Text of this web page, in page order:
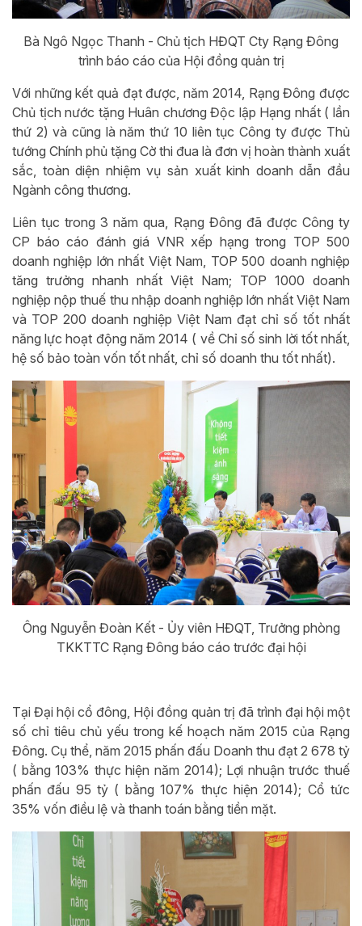
Bà Ngô Ngọc Thanh - Chủ tịch HĐQT Cty Rạng Đông
trình báo cáo của Hội đồng quản trị
Với những kết quả đạt được, năm 2014, Rạng Đông được
Chủ tịch nước tặng Huân chương Độc lập Hạng nhất ( lần
thứ 2) và cũng là năm thứ 10 liên tục Công ty được Thủ
tướng Chính phủ tặng Cờ thi đua là đơn vị hoàn thành xuất
sắc, toàn diện nhiệm vụ sản xuất kinh doanh dẫn đầu
Ngành công thương.
Liên tục trong 3 năm qua, Rạng Đông đã được Công ty
CP báo cáo đánh giá VNR xếp hạng trong TOP 500
doanh nghiệp lớn nhất Việt Nam, TOP 500 doanh nghiệp
tăng trưởng nhanh nhất Việt Nam; TOP 1000 doanh
nghiệp nộp thuế thu nhập doanh nghiệp lớn nhất Việt Nam
và TOP 200 doanh nghiệp Việt Nam đạt chỉ số tốt nhất
năng lực hoạt động năm 2014 ( về Chỉ số sinh lời tốt nhất,
hệ số bảo toàn vốn tốt nhất, chỉ số doanh thu tốt nhất).
Ông Nguyễn Đoàn Kết - Ủy viên HĐQT, Trưởng phòng
TKKTTC Rạng Đông báo cáo trước đại hội
Tại Đại hội cổ đông, Hội đồng quản trị đã trình đại hội một
số chỉ tiêu chủ yếu trong kế hoạch năm 2015 của Rạng
Đông. Cụ thể, năm 2015 phấn đấu Doanh thu đạt 2 678 tỷ
( bằng 103% thực hiện năm 2014); Lợi nhuận trước thuế
phấn đấu 95 tỷ ( bằng 107% thực hiện 2014); Cổ tức
35% vốn điều lệ và thanh toán bằng tiền mặt.